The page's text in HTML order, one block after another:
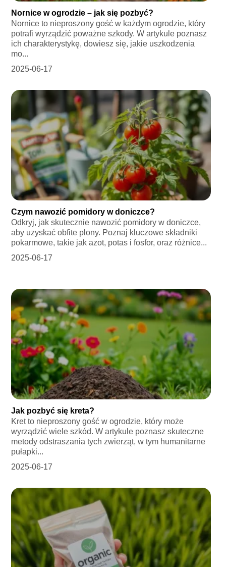
Nornice w ogrodzie – jak się pozbyć?
Nornice to nieproszony gość w każdym ogrodzie, który
potrafi wyrządzić poważne szkody. W artykule poznasz
ich charakterystykę, dowiesz się, jakie uszkodzenia
mo...
2025-06-17
Czym nawozić pomidory w doniczce?
Odkryj, jak skutecznie nawozić pomidory w doniczce,
aby uzyskać obfite plony. Poznaj kluczowe składniki
pokarmowe, takie jak azot, potas i fosfor, oraz różnice...
2025-06-17
Jak pozbyć się kreta?
Kret to nieproszony gość w ogrodzie, który może
wyrządzić wiele szkód. W artykule poznasz skuteczne
metody odstraszania tych zwierząt, w tym humanitarne
pułapki...
2025-06-17